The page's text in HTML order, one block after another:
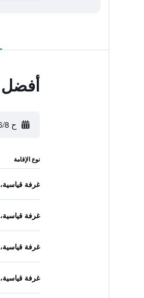
أفضل
ح 16/8
نوع الإقامة
غرفة قياسية، 1 سرير مزدوج
غرفة
غرفة
غرفة